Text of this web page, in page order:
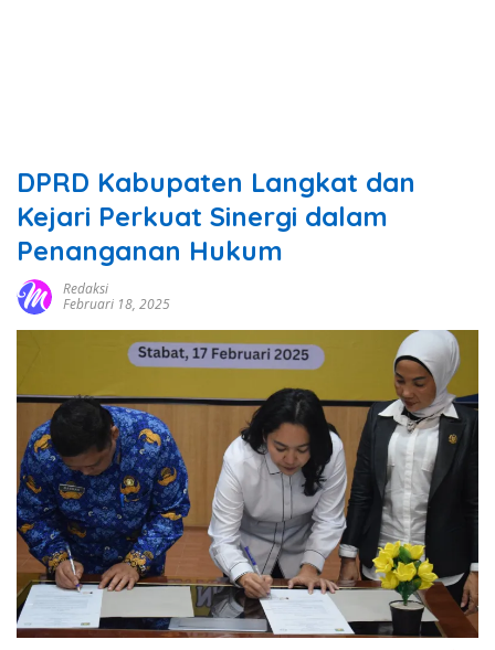
DPRD Kabupaten Langkat dan
Kejari Perkuat Sinergi dalam
Penanganan Hukum
Redaksi
Februari 18, 2025